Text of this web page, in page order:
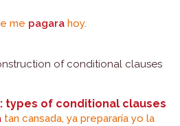
me pagara hoy.
of conditional clauses
types of conditional clauses
tan cansada, ya prepararía yo la